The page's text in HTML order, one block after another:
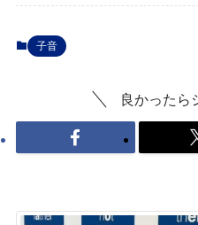
子音
良かったら